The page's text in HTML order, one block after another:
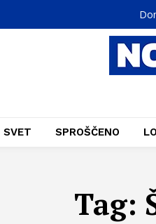
SVET SPROŠČENO
Tag: